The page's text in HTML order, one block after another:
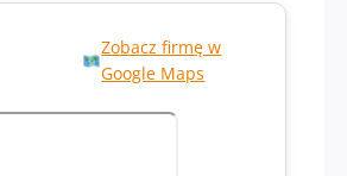
Zobacz firmę w
Google Maps